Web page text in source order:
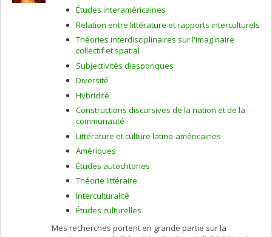
Études interaméricaines
Relation entre littérature et rapports interculturels
Théories interdisciplinaires sur l'imaginaire
collectif et spatial
Subjectivités diasporiques
Diversité
Hybridité
Constructions discursives de la nation et de la
communauté
Littérature et culture latino-américaines
Amériques
Études autochtones
Théorie littéraire
Interculturalité
Études culturelles
Mes recherches portent en grande partie sur la